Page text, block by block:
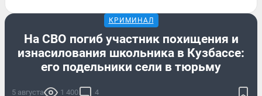
КРИМИНАЛ
На СВО погиб участник похищения и
изнасилования школьника в Кузбассе:
его подельники сели в тюрьму
5 августа 1 400 4